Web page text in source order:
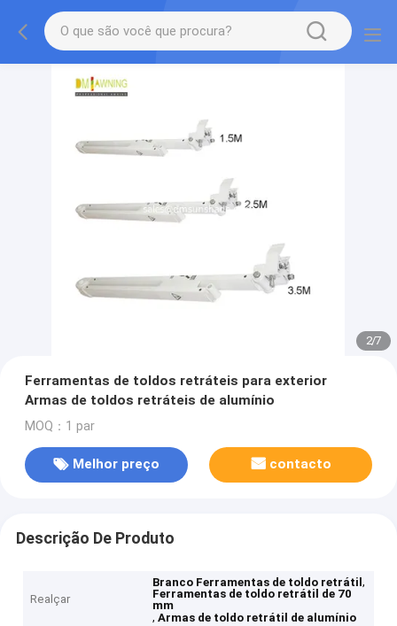
2/7
Ferramentas de toldos retráteis para exterior
Armas de toldos retráteis de alumínio
MOQ：1 par
Melhor preço contacto
Descrição De Produto
Realçar
Branco Ferramentas de toldo retrátil,
Ferramentas de toldo retrátil de 70
mm
,Armas de toldo retrátil de alumínio